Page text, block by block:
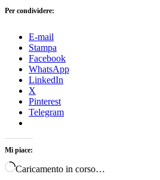
Per condividere:
E-mail
Stampa
Facebook
WhatsApp
LinkedIn
X
Pinterest
Telegram
Mi piace:
Caricamento in corso…